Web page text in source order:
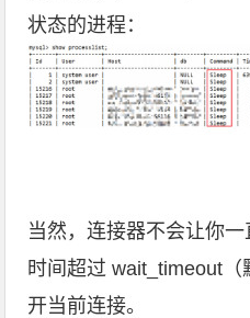
状态的进程：
当然，连接器不会让你
时间超过 wait_timeout
开当前连接。